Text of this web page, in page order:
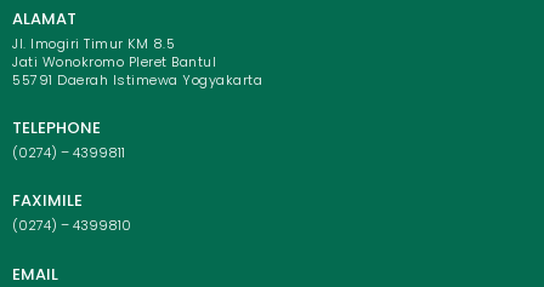
ALAMAT
Jl. Imogiri Timur KM 8.5
Jati Wonokromo Pleret Bantul
55791 Daerah Istimewa Yogyakarta
TELEPHONE
(0274) – 4399811
FAXIMILE
(0274) – 4399810
EMAIL